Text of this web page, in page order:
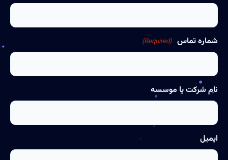
شماره تماس (Required)
نام شرکت یا موسسه
ایمیل